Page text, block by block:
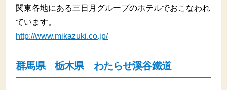
関東各地にある三日月グループのホテルでおこなわれ
ています。
http://www.mikazuki.co.jp/
群馬県 栃木県 わたらせ溪谷鐵道